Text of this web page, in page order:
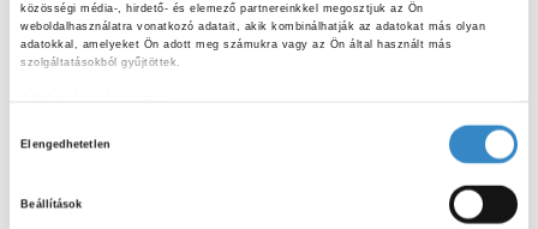
közösségi média-, hirdető- és elemező partnereinkkel megosztjuk az Ön
weboldalhasználatra vonatkozó adatait, akik kombinálhatják az adatokat más olyan
adatokkal, amelyeket Ön adott meg számukra vagy az Ön által használt más
szolgáltatásokból gyűjtöttek.
Elengedhetetlen
Beállítások
össze.
A Résztvevő a Program során a megszerzett krediteket
segítségével tudja elfogadtatni. A beszámolók, fényképek
és az óratartás adatainak beküldése folyamatosan, de
legkésőbb a tevékenységet követő hónapban történik a